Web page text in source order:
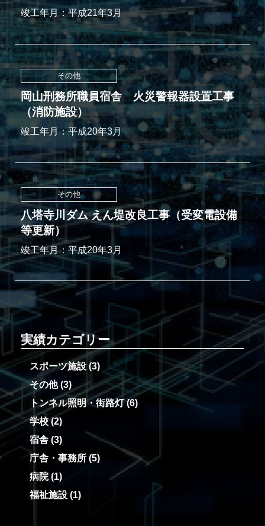
竣工年月：平成21年3月
その他
岡山刑務所職員宿舎 火災警報器設置工事
（消防施設）
竣工年月：平成20年3月
その他
八塔寺川ダム えん堤改良工事（受変電設備
等更新）
竣工年月：平成20年3月
実績カテゴリー
スポーツ施設 (3)
その他(3)
トンネル照明・街路灯(6)
学校(2)
宿舎 (3)
庁舎・事務所 (5)
病院(1)
福祉施設 (1)